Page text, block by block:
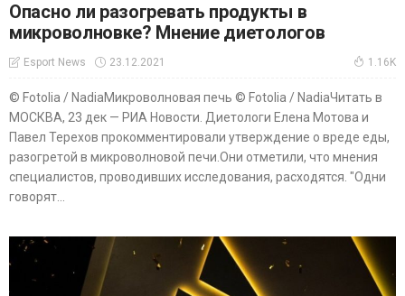
Опасно ли разогревать продукты в
микроволновке? Мнение диетологов
Esport News 23.12.2021 1.16K
© Fotolia / NadiaМикроволновая печь © Fotolia / NadiaЧитать в
МОСКВА, 23 дек — РИА Новости. Диетологи Елена Мотова и
Павел Терехов прокомментировали утверждение о вреде еды,
разогретой в микроволновой печи.Они отметили, что мнения
специалистов, проводивших исследования, расходятся. "Одни
говорят...